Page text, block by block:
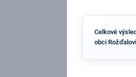
Celkové
obci